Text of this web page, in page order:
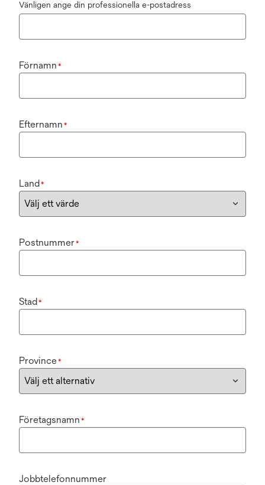
Vänligen ange din professionella e-postadress
Förnamn *
Efternamn *
Land*
Postnummer*
Stad*
Province*
Företagsnamn *
Jobbtelefonnummer